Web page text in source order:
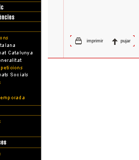
imprimir pujar